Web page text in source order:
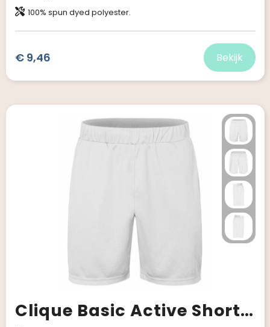
100% spun dyed polyester.
€ 9,46 Bekijk
Clique Basic Active Shorts Junior